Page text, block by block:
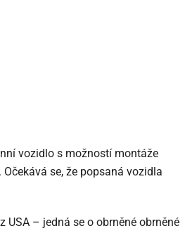
vozidlo s možností montáže
se, že popsaná vozidla
USA – jedná se o obrněné obrněné